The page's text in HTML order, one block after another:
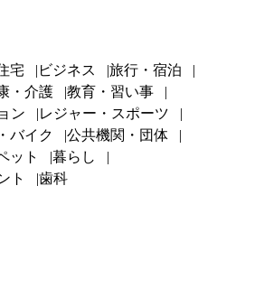
宅 ビジネス
旅行・宿泊
・介護
教育・習い事
ン
レジャー・スポーツ
バイク
公共機関・団体
ット
暮らし
ト
歯科